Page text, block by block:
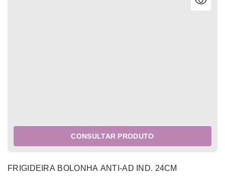
CONSULTAR PRODUTO
FRIGIDEIRA BOLONHA ANTI-AD IND. 24CM